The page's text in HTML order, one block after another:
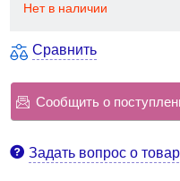
Нет в наличии
Сравнить
Сообщить о
Задать вопрос о